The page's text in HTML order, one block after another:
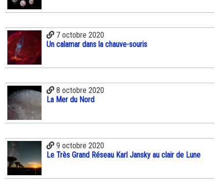
7 octobre 2020
Un calamar dans la chauve-souris
8 octobre 2020
La Mer du Nord
9 octobre 2020
Le Très Grand Réseau Karl Jansky au clair de Lune